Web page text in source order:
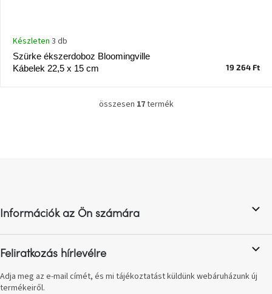
Szürke ékszerdoboz Bloomingville
Kábelek 22,5 x 15 cm
Készleten 3 db
19 264 Ft
L
y
t
l
összesen 17termék
é
c
Információk az Ön számára
Feliratkozás hírlevélre
Adja meg az e-mail címét, és mi tájékoztatást küldünk webáruházunk új
termékeiről.